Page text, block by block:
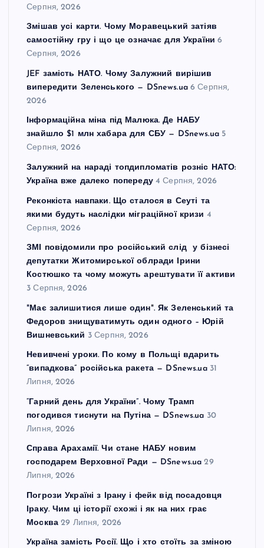
Серпня, 2026
Змішав усі карти. Чому Моравецький затіяв
самостійну гру і що це означає для України 6
Серпня, 2026
JEF замість НАТО. Чому Залужний вирішив
випередити Зеленського — DSnews.ua 6 Серпня,
2026
Інформаційна міна під Малюка. Де НАБУ
знайшло $1 млн хабара для СБУ — DSnews.ua 5
Серпня, 2026
Залужний на нараді топдипломатів розніс НАТО:
Україна вже далеко попереду 4 Серпня, 2026
Реконкіста навпаки. Що сталося в Сеуті та
якими будуть наслідки міграційної кризи 4
Серпня, 2026
ЗМІ повідомили про російський слід у бізнесі
депутатки Житомирської облради Ірини
Костюшко та чому можуть арештувати її активи
3 Серпня, 2026
"Має залишитися лише один". Як Зеленський та
Федоров знищуватимуть один одного – Юрій
Вишневський 3 Серпня, 2026
Невивчені уроки. По кому в Польщі вдарить
“випадкова” російська ракета — DSnews.ua 31
Липня, 2026
“Гарний день для України”. Чому Трамп
погодився тиснути на Путіна — DSnews.ua 30
Липня, 2026
Справа Арахамії. Чи стане НАБУ новим
господарем Верховної Ради — DSnews.ua 29
Липня, 2026
Погрози Україні з Ірану і фейк від посадовця
Іраку. Чим ці історії схожі і як на них грає
Москва 29 Липня, 2026
Україна замість Росії. Що і хто стоїть за зміною